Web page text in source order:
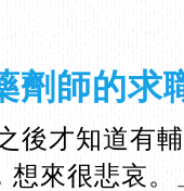
劑師的求
後才知道有
想來很悲哀。